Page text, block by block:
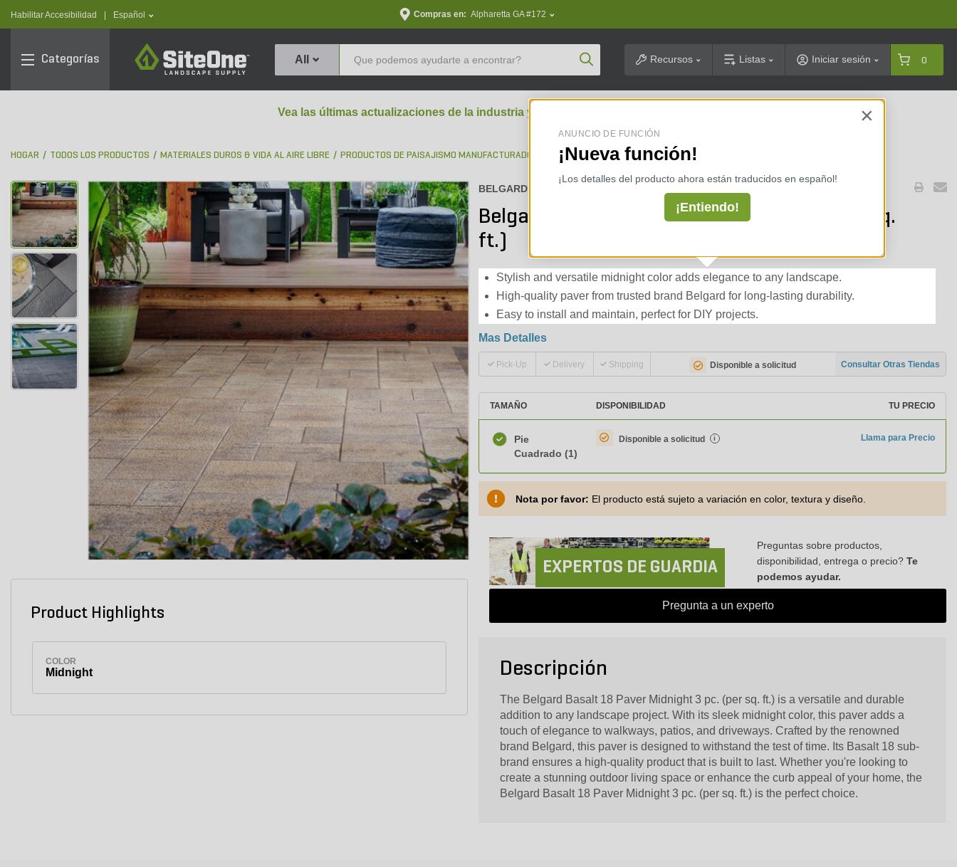
Habilitar Accesibilidad text.language
Español Compras en: Alpharetta GA #172
Categorías
SiteOne
All Product SearchRecursos Listas Iniciar sesión 0
Vea las últimas actualizaciones de la industria y perspectivas arancelarias ⇢
HOGAR TODOS LOS PRODUCTOS MATERIALES DUROS & VIDA AL AIRE LIBRE PRODUCTOS DE PAISAJISMO MANUFACTURADOS ADOQUINES
Product Highlights
COLOR
Midnight
BELGARD :
Belgard Basalt 18 Paver Midnight 3 pc. (per sq.
ft.)
Stylish and versatile midnight color adds elegance to any landscape.
High-quality paver from trusted brand Belgard for long-lasting durability.
Easy to install and maintain, perfect for DIY projects.
Mas Detalles
Pick-Up Delivery Shipping Disponible a solicitud Consultar Otras Tiendas
TAMAÑO DISPONIBILIDAD TU PRECIO
Pie
Cuadrado (1)
Disponible a solicitud i Llama para Precio
Nota por favor: El producto está sujeto a variación en color, textura y diseño.
EXPERTOS DE GUARDIA
Preguntas sobre productos,
disponibilidad, entrega o precio? Te
podemos ayudar.
Pregunta a un experto
Descripción
The Belgard Basalt 18 Paver Midnight 3 pc. (per sq. ft.) is a versatile and durable
addition to any landscape project. With its sleek midnight color, this paver adds a
touch of elegance to walkways, patios, and driveways. Crafted by the renowned
brand Belgard, this paver is designed to withstand the test of time. Its Basalt 18 sub-
brand ensures a high-quality product that is built to last. Whether you're looking to
create a stunning outdoor living space or enhance the curb appeal of your home, the
Belgard Basalt 18 Paver Midnight 3 pc. (per sq. ft.) is the perfect choice.
×
ANUNCIO DE FUNCIÓN
¡Nueva función!
¡Los detalles del producto ahora están traducidos en español!
¡Entiendo!